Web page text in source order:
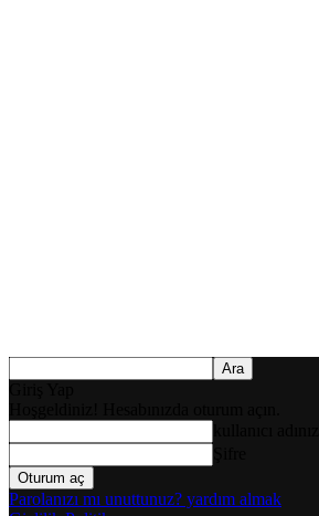
Parolanızı mı unuttunuz? yardım almak